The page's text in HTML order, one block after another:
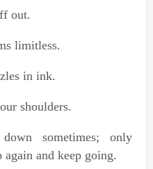
out.
limitless.
in ink.
shoulders.
sometimes; only
and keep going.